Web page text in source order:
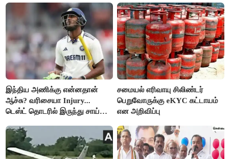
இந்திய அணிக்கு என்னதான்
ஆச்சு? வரிசையா Injury...
டெஸ்ட் தொடரில் இருந்து சாய்
சமையல் எரிவாயு சிலிண்டர்
பெறுவோருக்கு eKYC கட்டாயம்
என அறிவிப்பு